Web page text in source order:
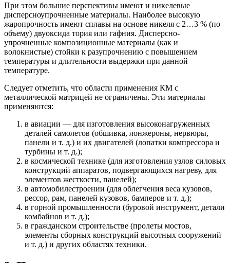
При этом большие перспективы имеют и никелевые
дисперсноупрочненные материалы. Наиболее высокую
жаропрочность имеют сплавы на основе никеля с 2…3 % (по
объему) двуоксида тория или гафния. Дисперсно-
упрочненные композиционные материалы (как и
волокнистые) стойки к разупрочнению с повышением
температуры и длительности выдержки при данной
температуре.
Следует отметить, что области применения КМ с
металлической матрицей не ограничены. Эти материалы
применяются:
в авиации — для изготовления высоконагруженных
деталей самолетов (обшивка, лонжероны, нервюры,
панели и т. д.) и их двигателей (лопатки компрессора и
турбины и т. д.);
в космической технике (для изготовления узлов силовых
конструкций аппаратов, подвергающихся нагреву, для
элементов жесткости, панелей);
в автомобилестроении (для облегчения веса кузовов,
рессор, рам, панелей кузовов, бамперов и т. д.);
в горной промышленности (буровой инструмент, детали
комбайнов и т. д.);
в гражданском строительстве (пролеты мостов,
элементы сборных конструкций высотных сооружений
и т. д.) и других областях техники.